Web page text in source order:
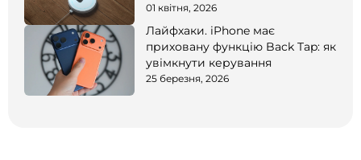
01 квітня, 2026
Лайфхаки. iPhone має
приховану функцію Back Tap: як
увімкнути керування
25 березня, 2026